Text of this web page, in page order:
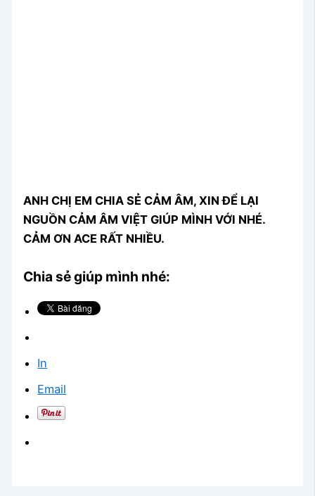
ANH CHỊ EM CHIA SẺ CẢM ÂM, XIN ĐỂ LẠI
NGUỒN CẢM ÂM VIỆT GIÚP MÌNH VỚI NHÉ.
CẢM ƠN ACE RẤT NHIỀU.
Chia sẻ giúp mình nhé:
In
Email